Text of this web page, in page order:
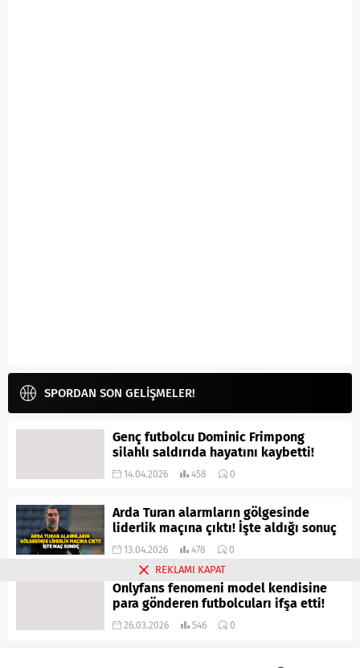
SPORDAN SON GELİŞMELER!
Genç futbolcu Dominic Frimpong
silahlı saldırıda hayatını kaybetti!
14.04.2026 458 0
Arda Turan alarmların gölgesinde
liderlik maçına çıktı! İşte aldığı sonuç
13.04.2026 478 0
Onlyfans fenomeni model kendisine
para gönderen futbolcuları ifşa etti!
26.03.2026 546 0
REKLAMI KAPAT